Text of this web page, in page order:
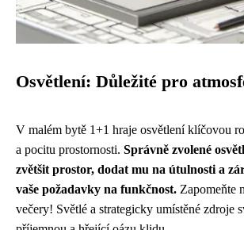
Osvětlení: Důležité pro
V malém bytě 1+1 hraje osvětlení klíčovou
a pocitu prostornosti. Správně zvolené
zvětšit prostor, dodat mu na útulnosti a
vaše požadavky na funkčnost. Zapomeňte
večery! Světlé a strategicky umístěné zdroje